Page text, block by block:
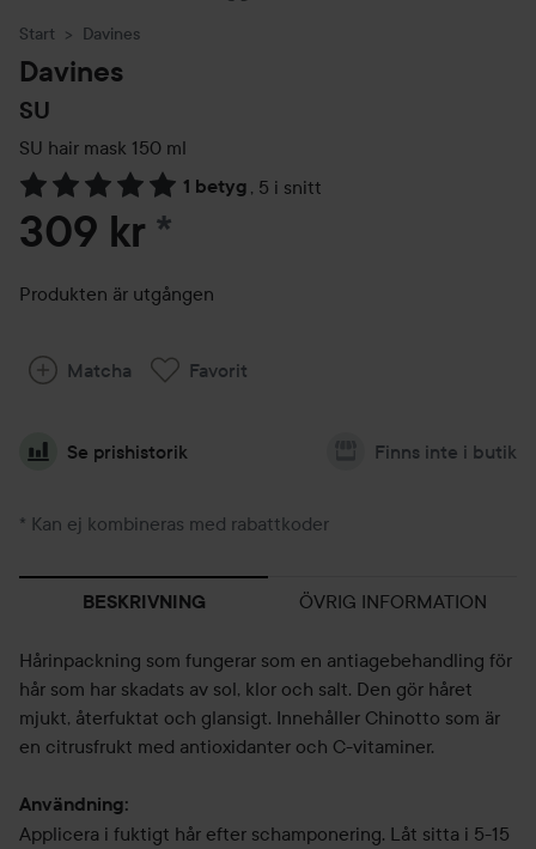
Start Davines
Davines
SU
SU hair mask 150 ml
1 betyg , 5 i snitt
Hoppa till Betyg & kommentarer
309 kr *
Produkten är utgången
Matcha Favorit
Se prishistorik Finns inte i butik
* Kan ej kombineras med rabattkoder
BESKRIVNING ÖVRIG INFORMATION
Hårinpackning som fungerar som en antiagebehandling för
hår som har skadats av sol, klor och salt. Den gör håret
mjukt, återfuktat och glansigt. Innehåller Chinotto som är
en citrusfrukt med antioxidanter och C-vitaminer.
Användning:
Applicera i fuktigt hår efter schamponering. Låt sitta i 5-15